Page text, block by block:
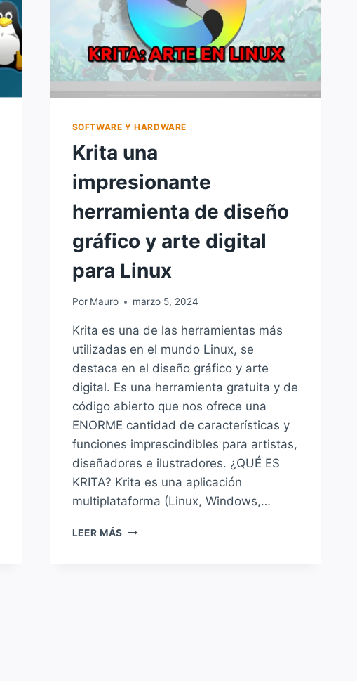
SOFTWARE Y HARDWARE
Krita una
impresionante
herramienta de diseño
gráfico y arte digital
para Linux
Por Mauro marzo 5, 2024
Krita es una de las herramientas más
utilizadas en el mundo Linux, se
destaca en el diseño gráfico y arte
digital. Es una herramienta gratuita y de
código abierto que nos ofrece una
ENORME cantidad de características y
funciones imprescindibles para artistas,
diseñadores e ilustradores. ¿QUÉ ES
KRITA? Krita es una aplicación
multiplataforma (Linux, Windows,…
LEER MÁS KRITA